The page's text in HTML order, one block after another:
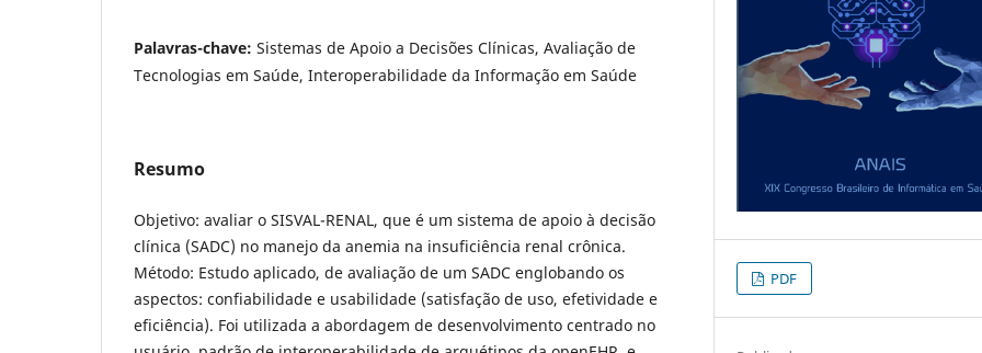
Palavras-chave: Sistemas de Apoio a Decisões Clínicas, Avaliação de
Tecnologias em Saúde, Interoperabilidade da Informação em Saúde
Resumo
Objetivo: avaliar o SISVAL-RENAL, que é um sistema de apoio à decisão
clínica (SADC) no manejo da anemia na insuficiência renal crônica.
Método: Estudo aplicado, de avaliação de um SADC englobando os
aspectos: confiabilidade e usabilidade (satisfação de uso, efetividade e
eficiência). Foi utilizada a abordagem de desenvolvimento centrado no
PDF